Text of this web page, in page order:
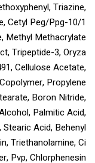
Triazine,
Cetyl Peg/Ppg-10/1
Methyl Methacrylate
Tripeptide-3, Oryza
Cellulose Acetate,
Propylene
Boron Nitride,
Palmitic Acid,
Acid, Behenyl
Triethanolamine, Ci
Pvp, Chlorphenesin